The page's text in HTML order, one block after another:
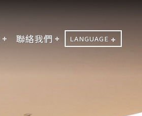
聯絡我們 LANGUAGE